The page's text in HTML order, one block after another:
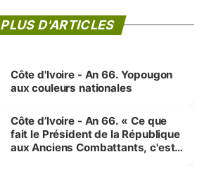
PLUS D'ARTICLES
Côte d'Ivoire - An 66. Yopougon
aux couleurs nationales
Côte d’Ivoire - An 66. « Ce que
fait le Président de la République
aux Anciens Combattants, c'est